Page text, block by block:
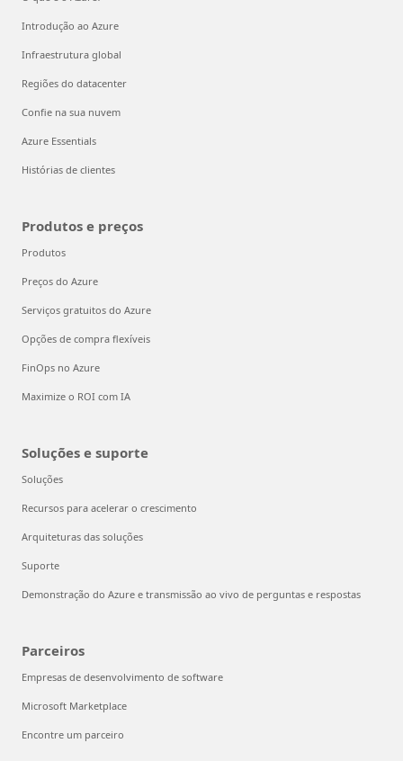
Introdução ao Azure
Infraestrutura global
Regiões do datacenter
Confie na sua nuvem
Azure Essentials
Histórias de clientes
Produtos e preços
Produtos
Preços do Azure
Serviços gratuitos do Azure
Opções de compra flexíveis
FinOps no Azure
Maximize o ROI com IA
Soluções e suporte
Soluções
Recursos para acelerar o crescimento
Arquiteturas das soluções
Suporte
Demonstração do Azure e transmissão ao vivo de perguntas e respostas
Parceiros
Empresas de desenvolvimento de software
Microsoft Marketplace
Encontre um parceiro